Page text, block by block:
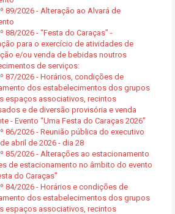
89/2026 - Alteração ao Alvará de
88/2026 - “Festa do Caraças” -
para o exercício de atividades de
e/ou venda de bebidas noutros
de serviços:
87/2026 - Horários, condições de
dos estabelecimentos dos grupos
espaços associativos, recintos
e de diversão provisória e venda
- Evento “Uma Festa do Caraças 2026”
86/2026 - Reunião pública do executivo
abril de 2026 - dia 28
85/2026 - Alterações ao estacionamento
de estacionamento no âmbito do evento
do Caraças”
84/2026 - Horários e condições de
dos estabelecimentos dos grupos
espaços associativos, recintos